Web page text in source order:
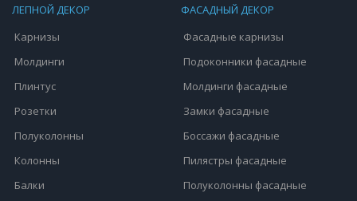
ЛЕПНОЙ ДЕКОР
Карнизы
Молдинги
Плинтус
Розетки
Полуколонны
Колонны
Балки
ФАСАДНЫЙ ДЕКОР
Фасадные карнизы
Подоконники фасадные
Молдинги фасадные
Замки фасадные
Боссажи фасадные
Пилястры фасадные
Полуколонны фасадные